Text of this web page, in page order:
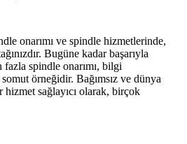
onarımı ve spindle hizmetlerinde,
Bugüne kadar başarıyla
fazla spindle onarımı, bilgi
örneğidir. Bağımsız ve dünya
hizmet sağlayıcı olarak, birçok